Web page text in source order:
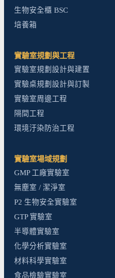
生物安全櫃 BSC
培養箱
實驗室規劃與工程
實驗室規劃設計與建置
實驗桌規劃設計與訂製
實驗室周邊工程
隔間工程
環境汙染防治工程
實驗室場域規劃
GMP 工廠實驗室
無塵室 / 潔淨室
P2 生物安全實驗室
GTP 實驗室
半導體實驗室
化學分析實驗室
材料科學實驗室
食品檢驗實驗室